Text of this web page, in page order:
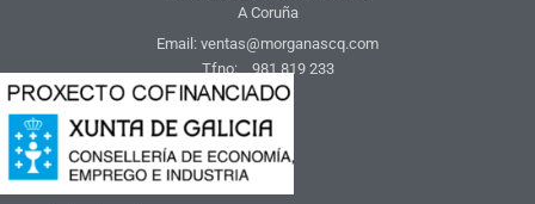
A Coruña
Email: ventas@morganascq.com
Tfno: 981 819 233